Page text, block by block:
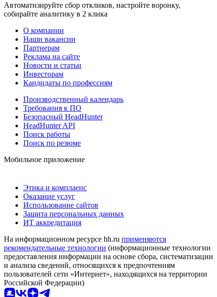
Автоматизируйте сбор откликов, настройте воронку,
собирайте аналитику в 2 клика
О компании
Наши вакансии
Партнерам
Реклама на сайте
Новости и статьи
Инвесторам
Кандидаты по профессиям
Производственный календарь
Требования к ПО
Безопасный HeadHunter
HeadHunter API
Поиск работы
Поиск по резюме
Мобильное приложение
Этика и комплаенс
Оказание услуг
Использование сайтов
Защита персональных данных
ИТ аккредитация
На информационном ресурсе hh.ru применяются
рекомендательные технологии (информационные технологии
предоставления информации на основе сбора, систематизации
и анализа сведений, относящихся к предпочтениям
пользователей сети «Интернет», находящихся на территории
Российской Федерации)